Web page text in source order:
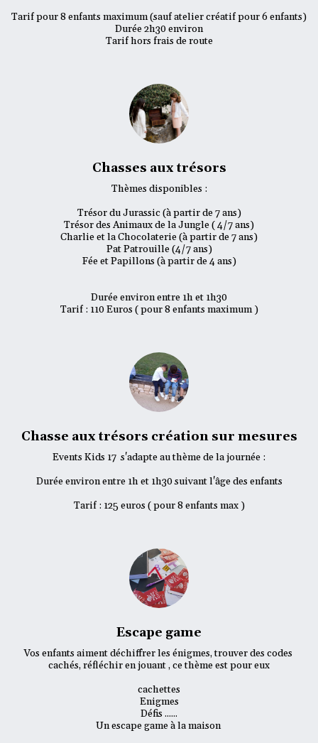
Tarif pour 8 enfants maximum (sauf atelier créatif pour 6 enfants)
Durée 2h30 environ
Tarif hors frais de route
Chasses aux trésors
Thèmes disponibles :
Trésor du Jurassic (à partir de 7 ans)
Trésor des Animaux de la Jungle ( 4/7 ans)
Charlie et la Chocolaterie (à partir de 7 ans)
Pat Patrouille (4/7 ans)
Fée et Papillons (à partir de 4 ans)
Durée environ entre 1h et 1h30
Tarif : 110 Euros ( pour 8 enfants maximum )
Chasse aux trésors création sur mesures
Events Kids 17  s'adapte au thème de la journée :
Durée environ entre 1h et 1h30 suivant l'âge des enfants
Tarif : 125 euros ( pour 8 enfants max )
Escape game
Vos enfants aiment déchiffrer les énigmes, trouver des codes
cachés, réfléchir en jouant , ce thème est pour eux
cachettes
Enigmes
Défis ......
Un escape game à la maison